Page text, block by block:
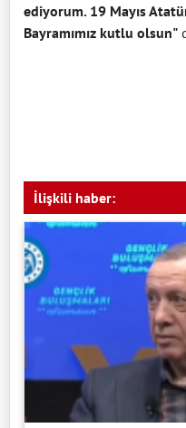
ediyorum. 19 Mayıs
Bayramımız kutlu olsun"
İlişkili haber: